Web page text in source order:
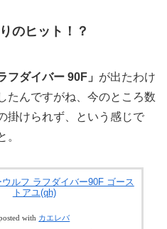
のヒット！？
フダイバー 90F」 が出たわけ
たんですがね、今のところ数
掛けられず、という感じで
。
ルフ ラフダイバー90F ゴース
トアユ(qh)
with カエレバ